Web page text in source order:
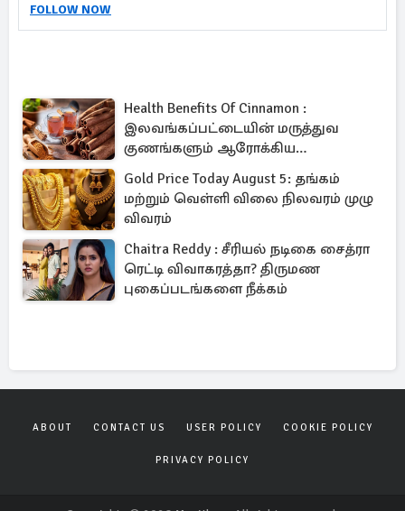
FOLLOW NOW
Health Benefits Of Cinnamon :
இலவங்கப்பட்டையின் மருத்துவ
குணங்களும் ஆரோக்கிய
நன்மைகளும்!
Gold Price Today August 5: தங்கம்
மற்றும் வெள்ளி விலை நிலவரம் முழு
விவரம்
Chaitra Reddy : சீரியல் நடிகை சைத்ரா
ரெட்டி விவாகரத்தா? திருமண
புகைப்படங்களை நீக்கம்
ABOUT CONTACT US USER POLICY COOKIE POLICY
PRIVACY POLICY